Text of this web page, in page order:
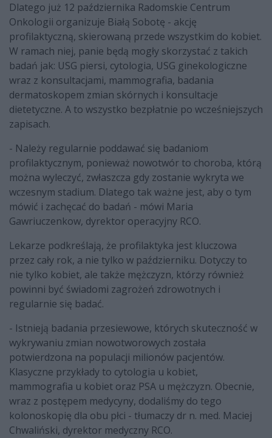
Dlatego już 12 października Radomskie Centrum
Onkologii organizuje Białą Sobotę - akcję
profilaktyczną, skierowaną przede wszystkim do kobiet.
W ramach niej, panie będą mogły skorzystać z takich
badań jak: USG piersi, cytologia, USG ginekologiczne
wraz z konsultacjami, mammografia, badania
dermatoskopem zmian skórnych i konsultacje
dietetyczne. A to wszystko bezpłatnie po wcześniejszych
zapisach.
- Należy regularnie poddawać się badaniom
profilaktycznym, ponieważ nowotwór to choroba, którą
można wyleczyć, zwłaszcza gdy zostanie wykryta we
wczesnym stadium. Dlatego tak ważne jest, aby o tym
mówić i zachęcać do badań - mówi Maria
Gawriuczenkow, dyrektor operacyjny RCO.
Lekarze podkreślają, że profilaktyka jest kluczowa
przez cały rok, a nie tylko w październiku. Dotyczy to
nie tylko kobiet, ale także mężczyzn, którzy również
powinni być świadomi zagrożeń zdrowotnych i
regularnie się badać.
- Istnieją badania przesiewowe, których skuteczność w
wykrywaniu zmian nowotworowych została
potwierdzona na populacji milionów pacjentów.
Klasyczne przykłady to cytologia u kobiet,
mammografia u kobiet oraz PSA u mężczyzn. Obecnie,
wraz z postępem medycyny, dodaliśmy do tego
kolonoskopię dla obu płci - tłumaczy dr n. med. Maciej
Chwaliński, dyrektor medyczny RCO.